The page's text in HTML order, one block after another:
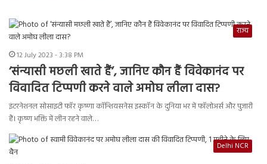
राज्य
12 July 2023 - 3:38 PM
‘संन्यासी मछली खाते हैं’, जानिए कौन हैं विवेकानंद पर
विवादित टिप्पणी करने वाले अमोघ लीला दास?
इंटरनेशनल सोसाइटी फॉर कृष्णा कॉन्शियसनेस इस्‍कॉन के दुनिया भर में फॉलोअर्स और पुजारी
हैं। कृष्‍ण भक्ति में लीन रहने वाले…
Delhi NCR